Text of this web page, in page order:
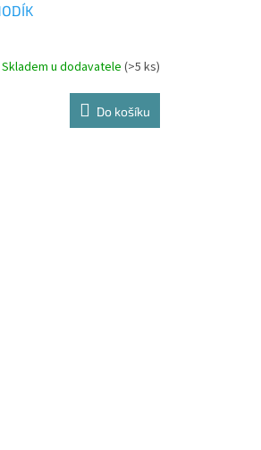
Skladem u dodavatele (>5 ks)
Do košíku